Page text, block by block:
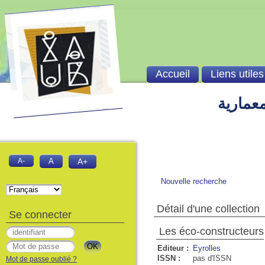
Nouvelle recherche
Détail d'une collection
Les éco-constructeurs
Editeur :
Eyrolles
ISSN :
pas d'ISSN
Accueil Liens utiles
A- A A+
Se connecter
Mot de passe oublié ?